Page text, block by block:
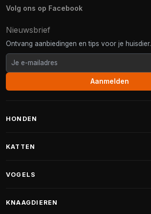
Volg ons op Facebook
Nieuwsbrief
Ontvang aanbiedingen en tips voor je huisdier.
Aanmelden
HONDEN
Fantail hondenmanden
KATTEN
Krabpalen voor Maine Coon
VOGELS
KNAAGDIEREN